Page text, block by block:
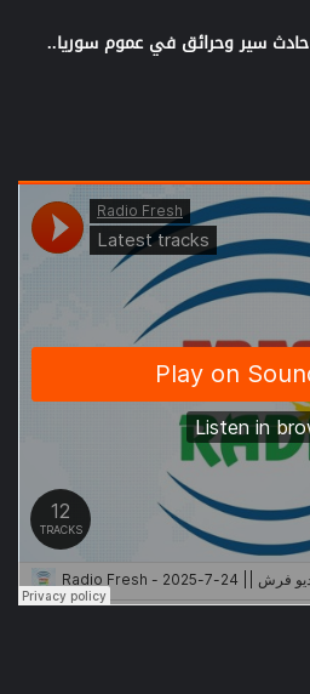
3 وفيات و21 مصابا في 18 حادث سير وحرائق في عموم سوريا..